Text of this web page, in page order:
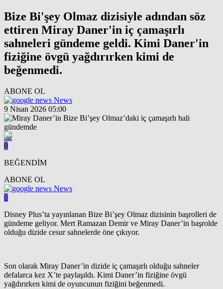
Bize Bi'şey Olmaz dizisiyle adından söz
ettiren Miray Daner'in iç çamaşırlı
sahneleri gündeme geldi. Kimi Daner'in
fiziğine övgü yağdırırken kimi de
beğenmedi.
ABONE OL
News
9 Nisan 2026 05:00
0
BEĞENDİM
ABONE OL
News
0
Disney Plus’ta yayınlanan Bize Bi’şey Olmaz dizisinin başrolleri de
gündeme geliyor. Mert Ramazan Demir ve Miray Daner’in başrolde
olduğu dizide cesur sahnelerde öne çıkıyor.
Son olarak Miray Daner’in dizide iç çamaşırlı olduğu sahneler
defalarca kez X’te paylaşıldı. Kimi Daner’in fiziğine övgü
yağdırırken kimi de oyuncunun fiziğini beğenmedi.